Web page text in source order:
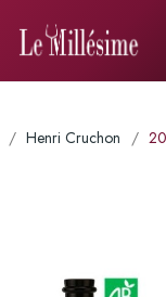
Henri Cruchon